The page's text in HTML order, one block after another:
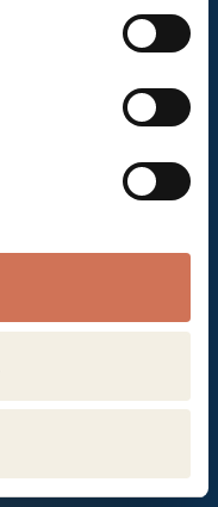
Kirjaudu sisään